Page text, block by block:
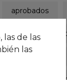
aprobados
auxiliar
las de las
las